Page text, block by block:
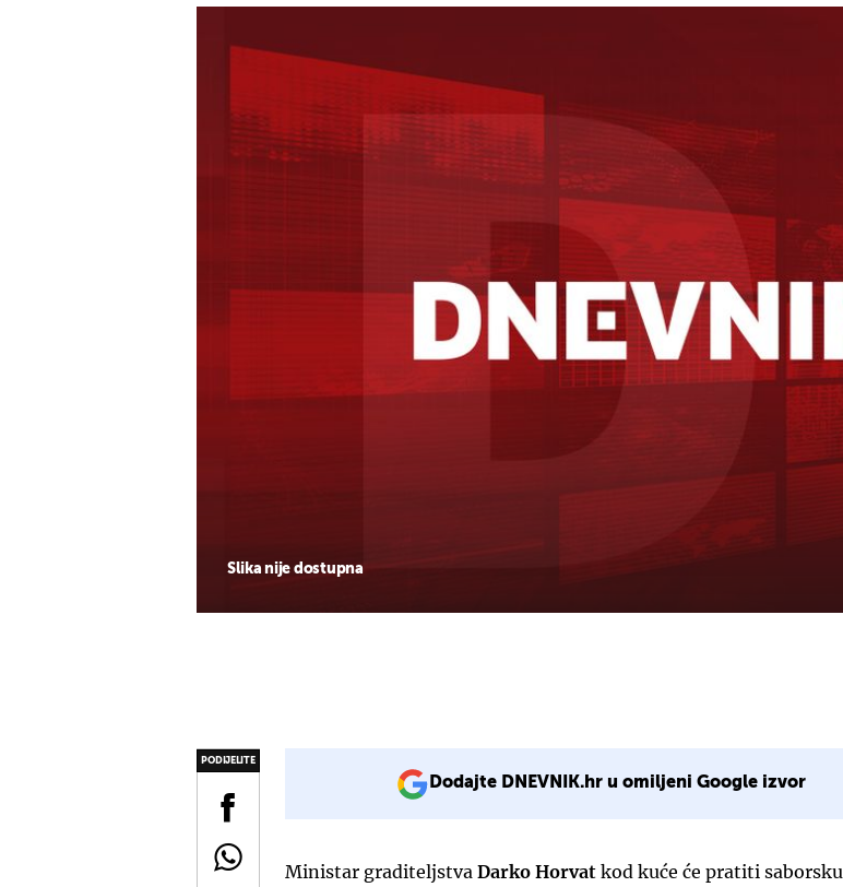
Slika nije dostupna
PODIJELITE
Dodajte DNEVNIK.hr u omiljeni Google izvor
Ministar graditeljstva Darko Horvat kod kuće će pratiti saborsku